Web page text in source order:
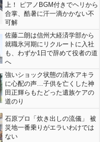
上！ ピアノBGM付きでヘリから
合掌、酷暑に汗一滴かかない不
可解
佐藤二朗は信州大経済学部から
就職氷河期にリクルートに入社
も、わずか1日で辞めて役者の道
へ
強いショック状態の清水アキラ
に心配の声…子供を亡くした神
田正輝らもたどった遺族ケアの
道のり
石原プロ「炊き出しの流儀」 被
災地一番乗りがエラいわけでは
ない